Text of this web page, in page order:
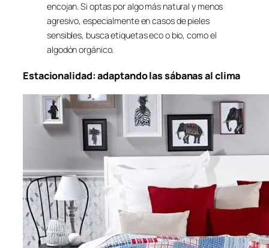
encojan. Si optas por algo más natural y menos
agresivo, especialmente en casos de pieles
sensibles, busca etiquetas eco o bio, como el
algodón orgánico.
Estacionalidad: adaptando las sábanas al clima